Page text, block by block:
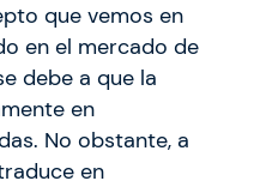
que vemos en
en el mercado de
debe a que la
en
No obstante, a
en